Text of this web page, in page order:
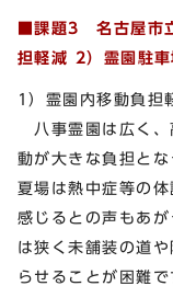
■課題3名古屋市
担軽減 2）霊園駐
1）霊園内移動負担
八事霊園は広く、
動が大きな負担とな
夏場は熱中症等の
感じるとの声もあ
は狭く未舗装の道
らせることが困難